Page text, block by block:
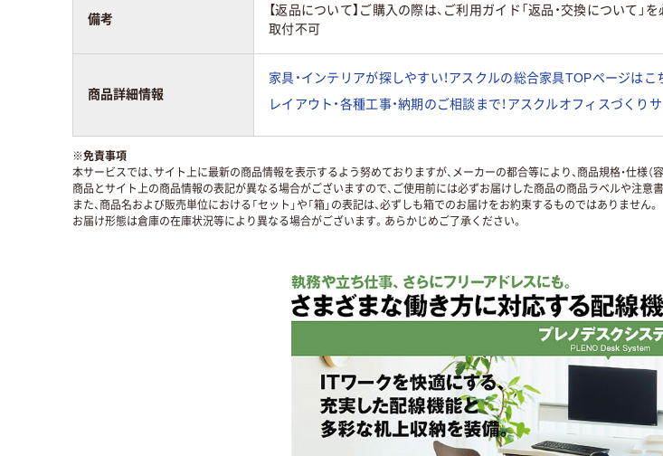
備考
【返品について】ご購入の際は、ご利用ガイド「返品・交換について
取付不可
商品詳細情報
家具・インテリアが探しやすい！アスクルの総合家具TOPページはこ
レイアウト・各種工事・納期のご相談まで！アスクルオフィスづくり
※免責事項
本サービスでは、サイト上に最新の商品情報を表示するよう努めておりますが、メーカーの都合等により、商品規格・仕様（
商品とサイト上の商品情報の表記が異なる場合がございますので、ご使用前には必ずお届けした商品の商品ラベルや注意
また、商品名および販売単位における「セット」や「箱」の表記は、必ずしも箱でのお届けをお約束するものではありません。
お届け形態は倉庫の在庫状況等により異なる場合がございます。あらかじめご了承ください。